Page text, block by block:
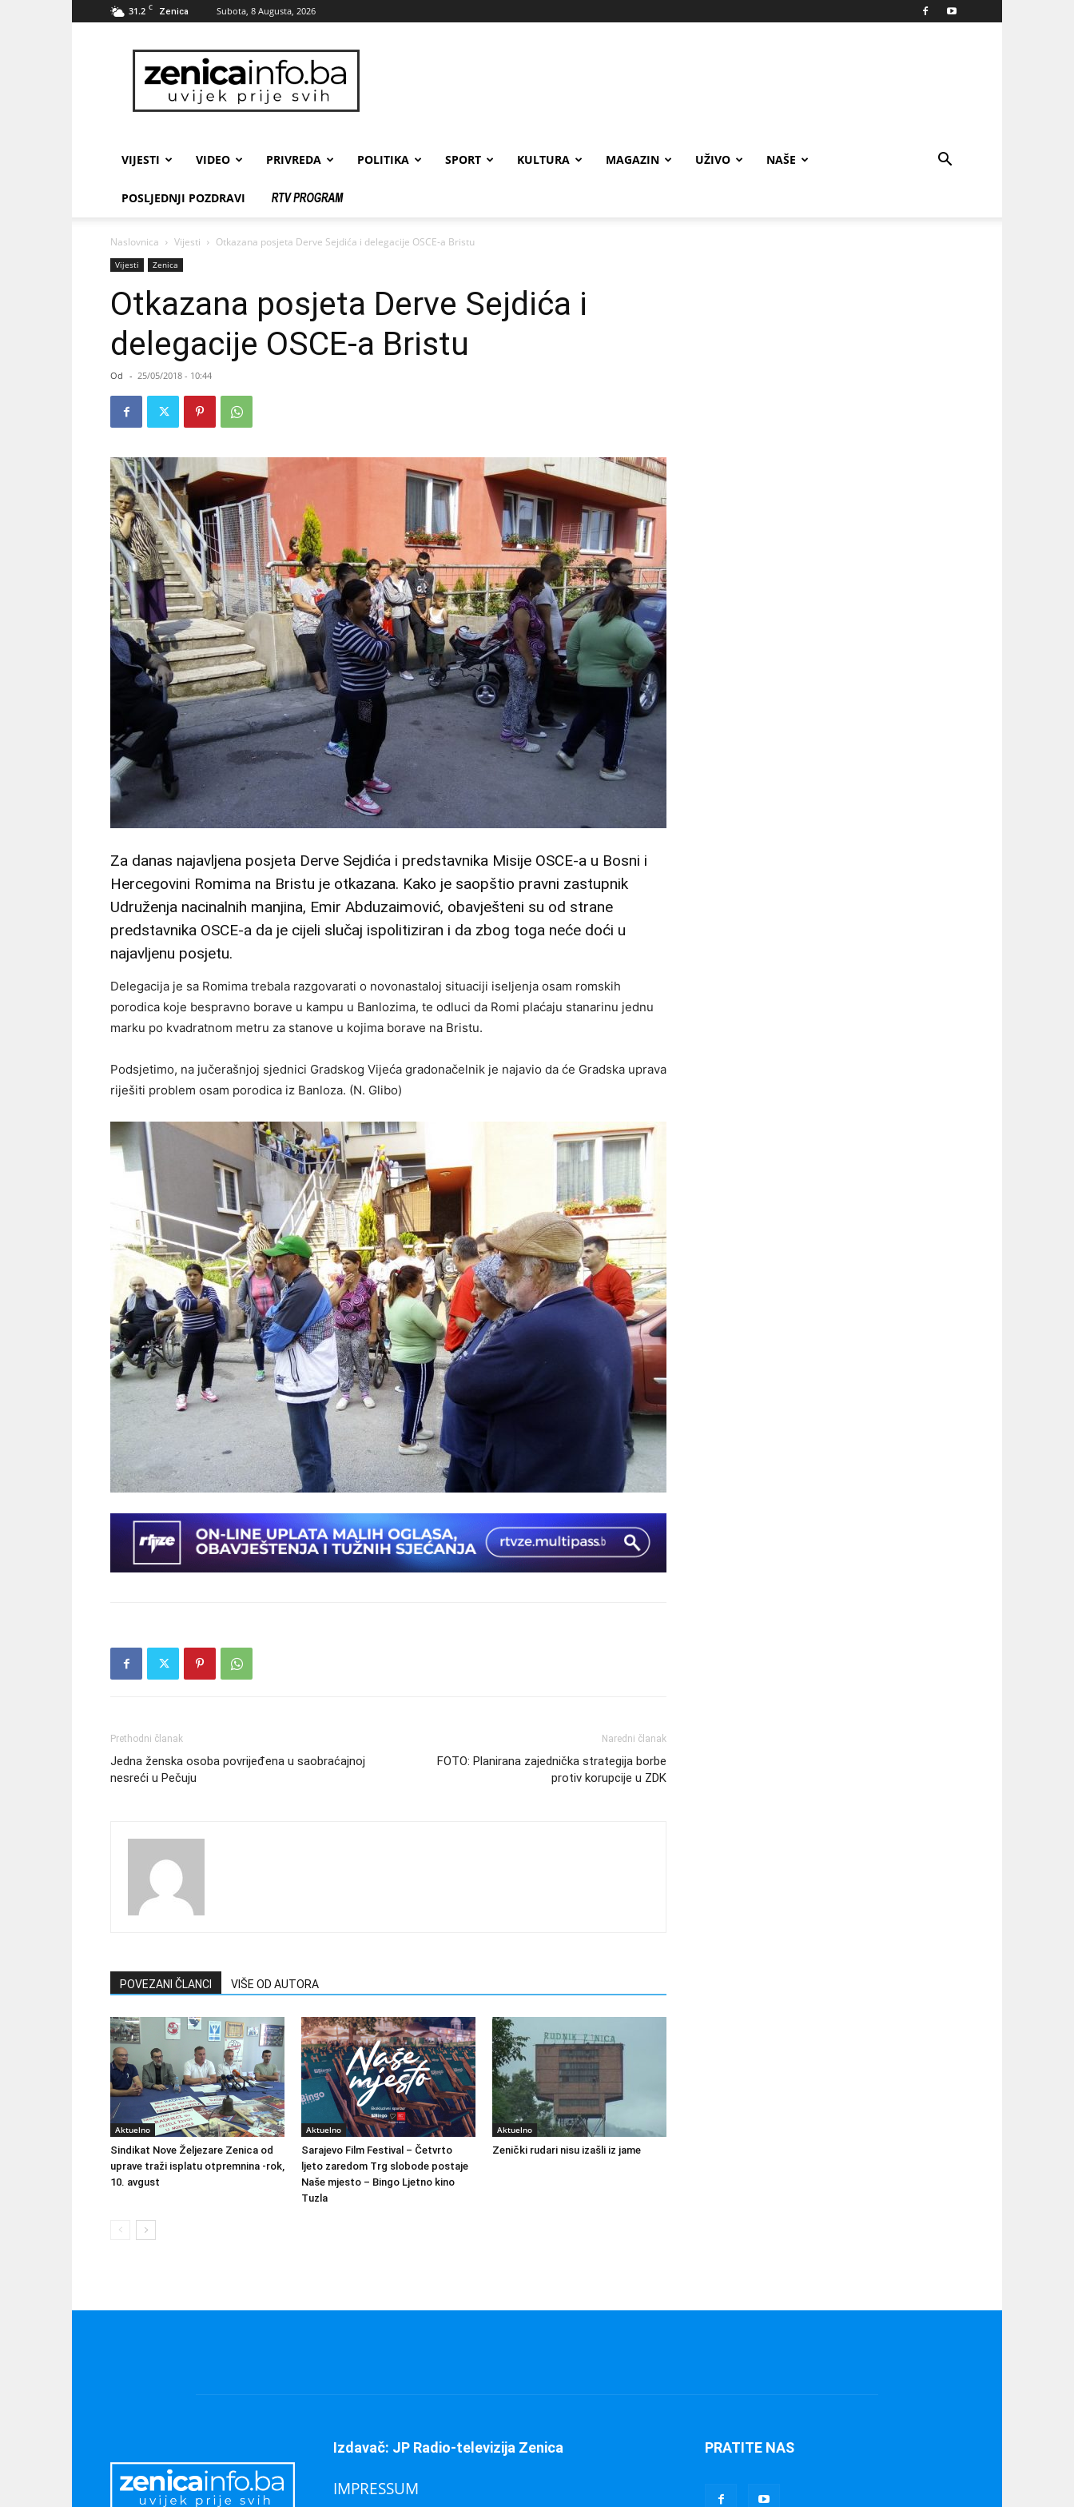
31.2 C Zenica Subota, 8 Augusta, 2026
zenicainfo.ba
VIJESTI VIDEO PRIVREDA POLITIKA SPORT KULTURA MAGAZIN UŽIVO NAŠE
POSLJEDNJI POZDRAVI
Naslovnica Vijesti Otkazana posjeta Derve Sejdića i delegacije OSCE-a Bristu
Vijesti Zenica
Otkazana posjeta Derve Sejdića i
delegacije OSCE-a Bristu
Od - 25/05/2018 - 10:44
Za danas najavljena posjeta Derve Sejdića i predstavnika Misije OSCE-a u Bosni i
Hercegovini Romima na Bristu je otkazana. Kako je saopštio pravni zastupnik
Udruženja nacinalnih manjina, Emir Abduzaimović, obavješteni su od strane
predstavnika OSCE-a da je cijeli slučaj ispolitiziran i da zbog toga neće doći u
najavljenu posjetu.
Delegacija je sa Romima trebala razgovarati o novonastaloj situaciji iseljenja osam romskih
porodica koje bespravno borave u kampu u Banlozima, te odluci da Romi plaćaju stanarinu jednu
marku po kvadratnom metru za stanove u kojima borave na Bristu.
Podsjetimo, na jučerašnjoj sjednici Gradskog Vijeća gradonačelnik je najavio da će Gradska uprava
riješiti problem osam porodica iz Banloza. (N. Glibo)
Prethodni članak
Jedna ženska osoba povrijeđena u saobraćajnoj
nesreći u Pečuju
Naredni članak
FOTO: Planirana zajednička strategija borbe
protiv korupcije u ZDK
POVEZANI ČLANCI VIŠE OD AUTORA
Aktuelno
Sindikat Nove Željezare Zenica od
uprave traži isplatu otpremnina -rok,
10. avgust
Aktuelno
Sarajevo Film Festival – Četvrto
ljeto zaredom Trg slobode postaje
Naše mjesto – Bingo Ljetno kino
Tuzla
Aktuelno
Zenički rudari nisu izašli iz jame
Izdavač: JP Radio-televizija Zenica
IMPRESSUM
PRATITE NAS